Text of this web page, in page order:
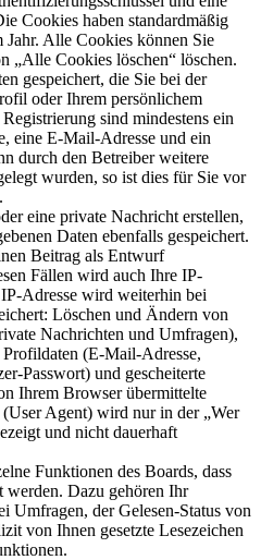
Cookies haben standardmäßig
Alle Cookies können Sie
„Alle Cookies löschen“ löschen.
gespeichert, die Sie bei der
oder Ihrem persönlichem
sind mindestens ein
eine E-Mail-Adresse und ein
durch den Betreiber weitere
wurden, so ist dies für Sie vor
eine private Nachricht erstellen,
Daten ebenfalls gespeichert.
Beitrag als Entwurf
Fällen wird auch Ihre IP-
Adresse wird weiterhin bei
Löschen und Ändern von
Nachrichten und Umfragen),
(E-Mail-Adresse,
Passwort) und gescheiterte
Ihrem Browser übermittelte
Agent) wird nur in der „Wer
und nicht dauerhaft
Funktionen des Boards, dass
werden. Dazu gehören Ihr
Umfragen, der Gelesen-Status von
von Ihnen gesetzte Lesezeichen